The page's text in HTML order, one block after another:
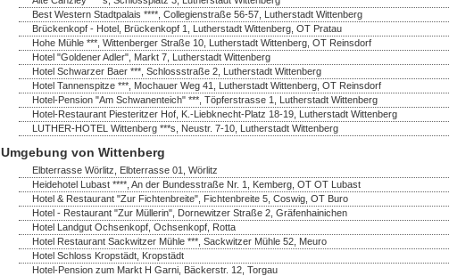
Best Western Stadtpalais ****, Collegienstraße 56-57, Lutherstadt Wittenberg
Brückenkopf - Hotel, Brückenkopf 1, Lutherstadt Wittenberg, OT Pratau
Hohe Mühle ***, Wittenberger Straße 10, Lutherstadt Wittenberg, OT Reinsdorf
Hotel "Goldener Adler", Markt 7, Lutherstadt Wittenberg
Hotel Schwarzer Baer ***, Schlossstraße 2, Lutherstadt Wittenberg
Hotel Tannenspitze ***, Mochauer Weg 41, Lutherstadt Wittenberg, OT Reinsdorf
Hotel-Pension "Am Schwanenteich" ***, Töpferstrasse 1, Lutherstadt Wittenberg
Hotel-Restaurant Piesteritzer Hof, K.-Liebknecht-Platz 18-19, Lutherstadt Wittenberg
LUTHER-HOTEL Wittenberg ***s, Neustr. 7-10, Lutherstadt Wittenberg
Umgebung von Wittenberg
Elbterrasse Wörlitz, Elbterrasse 01, Wörlitz
Heidehotel Lubast ****, An der Bundesstraße Nr. 1, Kemberg, OT OT Lubast
Hotel & Restaurant "Zur Fichtenbreite", Fichtenbreite 5, Coswig, OT Buro
Hotel - Restaurant "Zur Müllerin", Dornewitzer Straße 2, Gräfenhainichen
Hotel Landgut Ochsenkopf, Ochsenkopf, Rotta
Hotel Restaurant Sackwitzer Mühle ***, Sackwitzer Mühle 52, Meuro
Hotel Schloss Kropstädt, Kropstädt
Hotel-Pension zum Markt H Garni, Bäckerstr. 12, Torgau